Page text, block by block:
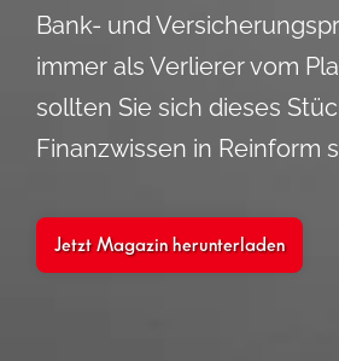
Bank- und
immer als Verlierer vom
sollten Sie sich dieses
Finanzwissen in Reinform
Jetzt Magazin herunterladen